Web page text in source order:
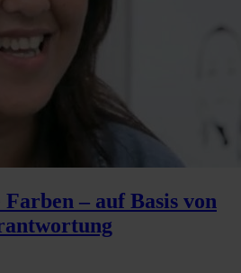
– auf Basis von